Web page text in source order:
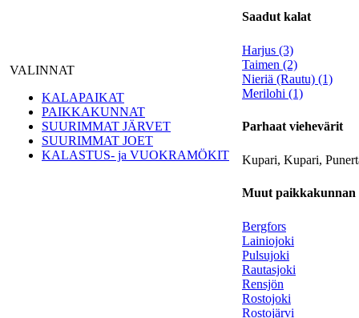
VALINNAT
KALAPAIKAT
PAIKKAKUNNAT
SUURIMMAT JÄRVET
SUURIMMAT JOET
KALASTUS- ja VUOKRAMÖKIT
Saadut kalat
Harjus (3)
Taimen (2)
Nieriä (Rautu) (1)
Merilohi (1)
Parhaat viehevärit
Kupari, Kupari,
Muut paikkakunnan
Bergfors
Lainiojoki
Pulsujoki
Rautasjoki
Rensjön
Rostojoki
Rostojärvi